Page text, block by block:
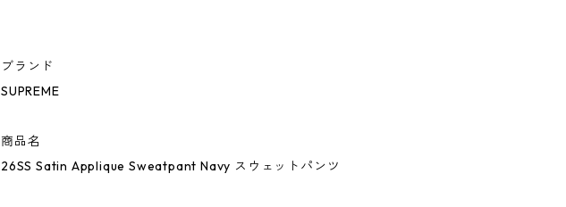
ブランド
SUPREME
商品名
26SS Satin Applique Sweatpant Navy スウェットパンツ